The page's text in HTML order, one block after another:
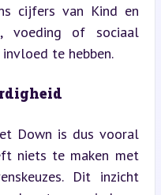
cijfers van Kind en
voeding of sociaal
te hebben.
Down is dus vooral
niets te maken met
Dit inzicht